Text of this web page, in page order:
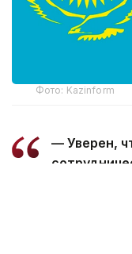
Фото: Kazinform
— Уверен,